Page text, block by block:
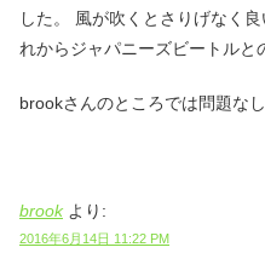
した。 風が吹くとさりげなく
れからジャパニーズビートルと
brookさんのところでは問題な
brook より:
2016年6月14日 11:22 PM